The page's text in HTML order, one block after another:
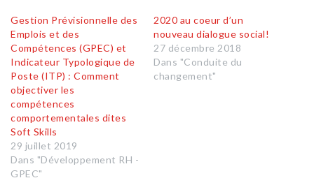
Gestion Prévisionnelle des
Emplois et des
Compétences (GPEC) et
Indicateur Typologique de
Poste (ITP) : Comment
objectiver les
compétences
comportementales dites
Soft Skills
29 juillet 2019
Dans "Développement RH -
GPEC"
2020 au coeur d’un
nouveau dialogue social!
27 décembre 2018
Dans "Conduite du
changement"